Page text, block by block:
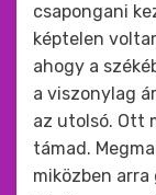
csapongani
képtelen
ahogy a
a viszonylag
az utolsó. Ott
támad.
miközben